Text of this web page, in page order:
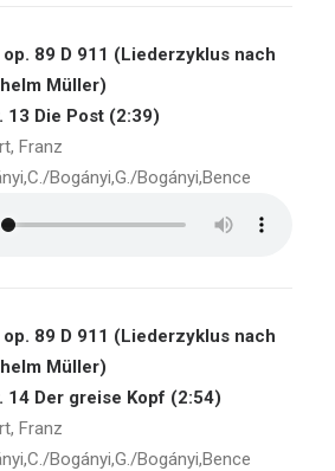
89 D 911 (Liederzyklus nach
Müller)
13 Die Post (2:39)
Franz
Bogányi,G./Bogányi,Bence
89 D 911 (Liederzyklus nach
Müller)
14 Der greise Kopf (2:54)
Franz
Bogányi,G./Bogányi,Bence